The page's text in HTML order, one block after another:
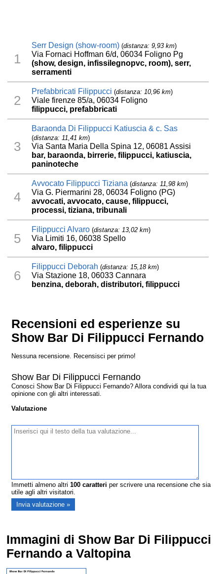
1
Serr Design (show-room) (distanza: 9,93 km)
Via Fornaci Hoffman 6/d, 06034 Foligno Pg
(show, design, infissilegnopvc, room), serr,
serramenti
2
Prefabbricati Filippucci (distanza: 10,96 km)
Viale firenze 85/a, 06034 Foligno
filippucci, prefabbricati
3
Baraonda Di Filippucci Katiuscia & c. Sas
(distanza: 11,41 km)
Via Santa Maria Della Spina 12, 06081 Assisi
bar, baraonda, birrerie, filippucci, katiuscia,
paninoteche
4
Avvocato Filippucci Tiziana (distanza: 11,98 km)
Via G. Piermarini 28, 06034 Foligno (PG)
avvocati, avvocato, cause, filippucci,
processi, tiziana, tribunali
5
Filippucci Alvaro (distanza: 13,02 km)
Via Limiti 16, 06038 Spello
alvaro, filippucci
6
Filippucci Deborah (distanza: 15,18 km)
Via Stazione 18, 06033 Cannara
benzina, deborah, distributori, filippucci
Recensioni ed esperienze su
Show Bar Di Filippucci Fernando
Nessuna recensione. Recensisci per primo!
Show Bar Di Filippucci Fernando
Conosci Show Bar Di Filippucci Fernando? Allora condividi qui la tua
opinione con gli altri interessati.
Valutazione
Immetti almeno altri100 caratteri per scrivere una recensione che sia
utile agli altri visitatori.
Immagini di Show Bar Di Filippucci
Fernando a Valtopina